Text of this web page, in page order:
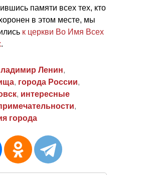
памяти всех тех, кто
в этом месте, мы
к церкви Во Имя Всех
.
Ленин,
, города России,
, интересные
,
города